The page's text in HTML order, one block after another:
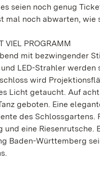
seien noch genug
mal noch abwarten,
VIEL PROGRAMM
mit bezwingender
LED-Strahler
wird
Licht getaucht. Auf
geboten. Eine
des Schlossgartens.
und eine
Baden-Württemberg